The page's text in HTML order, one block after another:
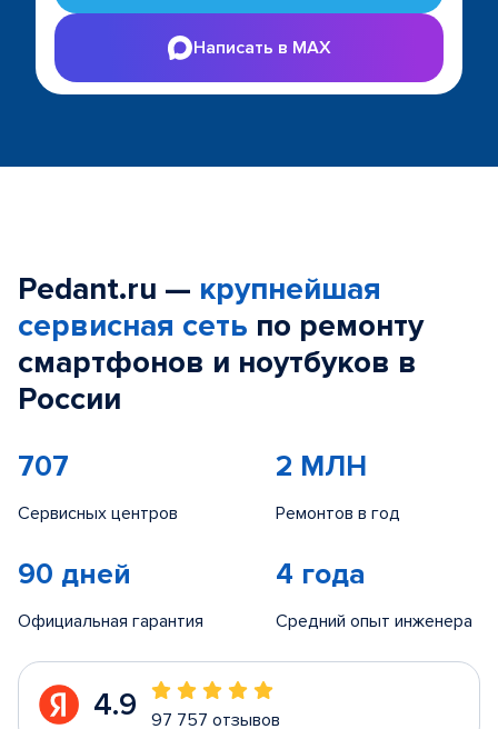
Написать в MAX
Pedant.ru — крупнейшая
сервисная сеть по ремонту
смартфонов и ноутбуков в
России
707
Сервисных центров
2 МЛН
Ремонтов в год
90 дней
Официальная гарантия
4 года
Средний опыт инженера
4.9 97 757 отзывов